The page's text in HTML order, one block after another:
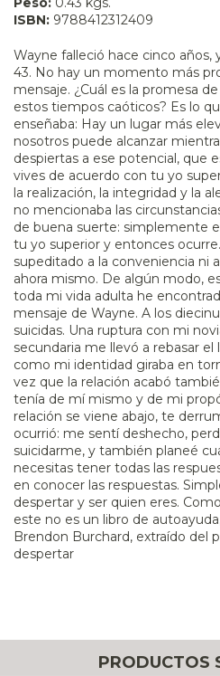
ISBN: 9788412312409
Wayne falleció hace cinco años,
43. No hay un momento más
mensaje. ¿Cuál es la promesa
estos tiempos caóticos? Es lo
enseñaba: Hay un lugar más
nosotros puede alcanzar
despiertas a ese potencial, que
vives de acuerdo con tu yo
la realización, la integridad y la
no mencionaba las
de buena suerte: simplemente
tu yo superior y entonces
supeditado a la conveniencia ni
ahora mismo. De algún modo,
toda mi vida adulta he
mensaje de Wayne. A los
suicidas. Una ruptura con mi
secundaria me llevó a rebasar
como mi identidad giraba en
vez que la relación acabó
tenía de mí mismo y de mi
relación se viene abajo, te
ocurrió: me sentí deshecho,
suicidarme, y también planeé
necesitas tener todas las
en conocer las respuestas.
despertar y ser quien eres.
este no es un libro de
Brendon Burchard, extraído del
despertar
PRODUCTOS